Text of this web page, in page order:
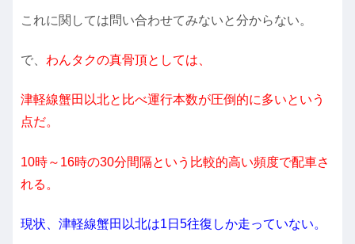
これに関しては問い合わせてみないと分からない。
で、 わんタクの真骨頂としては、
津軽線蟹田以北と比べ運行本数が圧倒的に多いという
点だ。
10時～16時の30分間隔という比較的高い頻度で配車さ
れる。
現状、津軽線蟹田以北は1日5往復しか走っていない。